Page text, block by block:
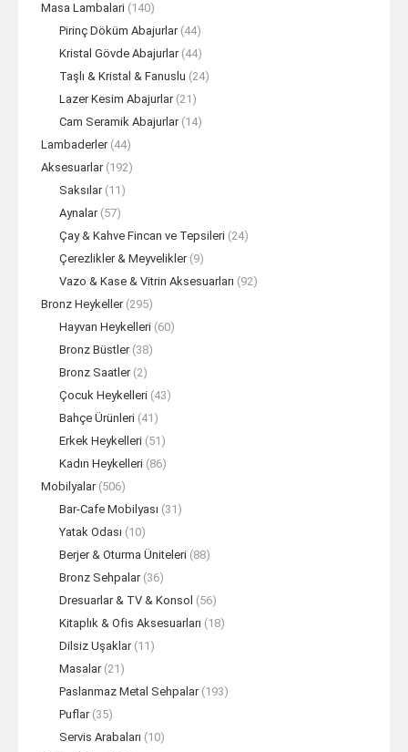
Masa Lambalari (140)
Pirinç Döküm Abajurlar (44)
Kristal Gövde Abajurlar (44)
Taşlı & Kristal & Fanuslu (24)
Lazer Kesim Abajurlar (21)
Cam Seramik Abajurlar (14)
Lambaderler (44)
Aksesuarlar (192)
Saksılar (11)
Aynalar (57)
Çay & Kahve Fincan ve Tepsileri (24)
Çerezlikler & Meyvelikler (9)
Vazo & Kase & Vitrin Aksesuarları (92)
Bronz Heykeller (295)
Hayvan Heykelleri (60)
Bronz Büstler (38)
Bronz Saatler (2)
Çocuk Heykelleri (43)
Bahçe Ürünleri (41)
Erkek Heykelleri (51)
Kadın Heykelleri (86)
Mobilyalar (506)
Bar-Cafe Mobilyası (31)
Yatak Odası (10)
Berjer & Oturma Üniteleri (88)
Bronz Sehpalar (36)
Dresuarlar & TV & Konsol (56)
Kitaplık & Ofis Aksesuarları (18)
Dilsiz Uşaklar (11)
Masalar (21)
Paslanmaz Metal Sehpalar (193)
Puflar (35)
Servis Arabaları (10)